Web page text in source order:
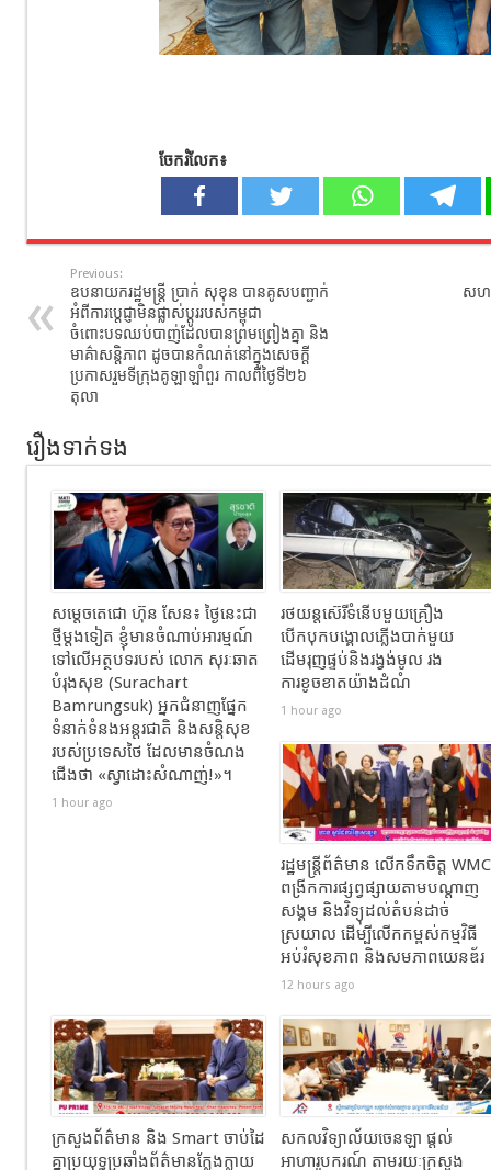
ចែករំលែក៖
Previous:
ឧបនាយករដ្ឋមន្ត្រី ប្រាក់ សុខុន បានគូសបញ្ជាក់
អំពីការប្តេជ្ញាមិនផ្លាស់ប្តូររបស់កម្ពុជា
ចំពោះបទឈប់បាញ់ដែលបានព្រមព្រៀងគ្នា និង
មាគ៌ាសន្តិភាព ដូចបានកំណត់នៅក្នុងសេចក្តី
ប្រកាសរួមទីក្រុងគូឡាឡាំពួរ កាលពីថ្ងៃទី២៦
តុលា
សហ
រឿងទាក់ទង
សម្តេចតេជោ ហ៊ុន សែន៖ ថ្ងៃនេះជា
ថ្មីម្តងទៀត ខ្ញុំមានចំណាប់អារម្មណ៍
ទៅលើអត្ថបទរបស់ លោក សុរៈឆាត
បំរុងសុខ (Surachart
Bamrungsuk) អ្នកជំនាញផ្នែក
ទំនាក់ទំនងអន្តរជាតិ និងសន្តិសុខ
របស់ប្រទេសថៃ ដែលមានចំណង
ជើង​ថា «ស្វាដោះសំណាញ់!»។
1 hour ago
រថយន្តស៊េរីទំនើបមួយគ្រឿង
បើកបុកបង្គោលភ្លើងបាក់មួយ
ដើមរុញផ្ទប់និងរង្វង់មូល​ រង
ការខូចខាតយ៉ាងដំណំ
1 hour ago
រដ្ឋមន្ត្រីព័ត៌មាន លើកទឹកចិត្ត WMC
ពង្រីកការផ្សព្វផ្សាយតាមបណ្តាញ
សង្គម និងវិទ្យុដល់តំបន់ដាច់
ស្រយាល ដើម្បីលើកកម្ពស់កម្មវិធី
អប់រំសុខភាព និងសមភាពយេនឌ័រ
12 hours ago
ក្រសួងព័ត៌មាន និង Smart ចាប់ដៃ
គ្នាប្រយុទ្ធប្រឆាំងព័ត៌មានក្លែងក្លាយ
សកលវិទ្យាល័យចេនឡា ផ្តល់
អាហារូបករណ៍ តាមរយៈក្រសួង